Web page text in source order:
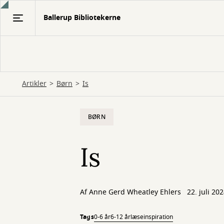
Gå
Ballerup Bibliotekerne
Artikler Børn Is
BØRN
Is
AfAnne Gerd Wheatley Ehlers 22. juli
Tags0-6 år6-12 årlæseinspiration